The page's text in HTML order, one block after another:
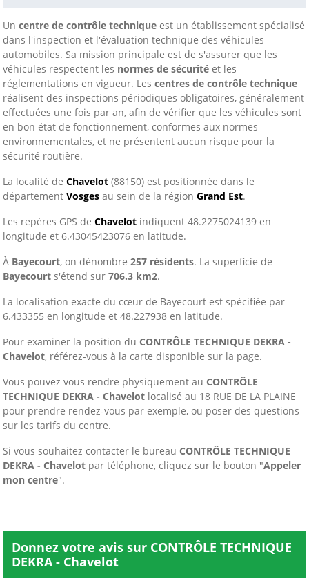
Un centre de contrôle technique est un établissement spécialisé
dans l'inspection et l'évaluation technique des véhicules
automobiles. Sa mission principale est de s'assurer que les
véhicules respectent les normes de sécurité et les
réglementations en vigueur. Les centres de contrôle technique
réalisent des inspections périodiques obligatoires, généralement
effectuées une fois par an, afin de vérifier que les véhicules sont
en bon état de fonctionnement, conformes aux normes
environnementales, et ne présentent aucun risque pour la
sécurité routière.
La localité de Chavelot (88150) est positionnée dans le
département Vosges au sein de la région Grand Est.
Les repères GPS de Chavelot indiquent 48.2275024139 en
longitude et 6.43045423076 en latitude.
À Bayecourt, on dénombre 257 résidents. La superficie de
Bayecourt s'étend sur 706.3 km2.
La localisation exacte du cœur de Bayecourt est spécifiée par
6.433355 en longitude et 48.227938 en latitude.
Pour examiner la position du CONTRÔLE TECHNIQUE DEKRA -
Chavelot, référez-vous à la carte disponible sur la page.
Vous pouvez vous rendre physiquement au CONTRÔLE
TECHNIQUE DEKRA - Chavelot localisé au 18 RUE DE LA PLAINE
pour prendre rendez-vous par exemple, ou poser des questions
sur les tarifs du centre.
Si vous souhaitez contacter le bureau CONTRÔLE TECHNIQUE
DEKRA - Chavelot par téléphone, cliquez sur le bouton "Appeler
mon centre".
Donnez votre avis sur CONTRÔLE TECHNIQUE
DEKRA - Chavelot